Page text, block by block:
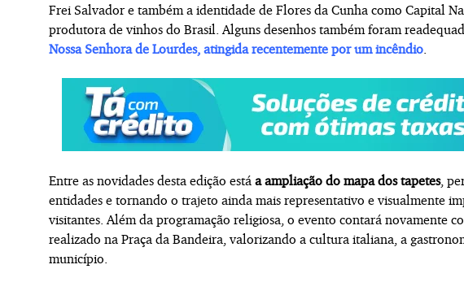
Frei Salvador e também a identidade de Flores da Cunha como Capital
produtora de vinhos do Brasil. Alguns desenhos também foram
Nossa Senhora de Lourdes, atingida recentemente por um incêndio
Entre as novidades desta edição está a ampliação do mapa dos tapetes,
entidades e tornando o trajeto ainda mais representativo e visualmente
visitantes. Além da programação religiosa, o evento contará novamente
realizado na Praça da Bandeira, valorizando a cultura italiana, a
município.